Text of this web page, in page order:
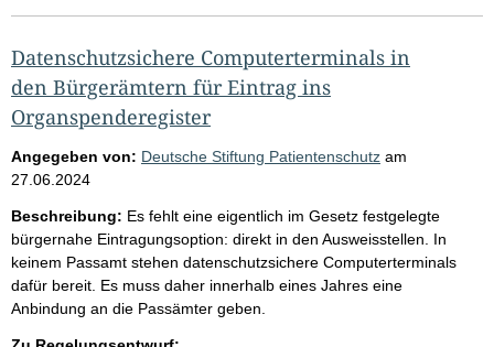
Datenschutzsichere Computerterminals in
den Bürgerämtern für Eintrag ins
Organspenderegister
Angegeben von: Deutsche Stiftung Patientenschutz am
27.06.2024
Beschreibung: Es fehlt eine eigentlich im Gesetz festgelegte
bürgernahe Eintragungsoption: direkt in den Ausweisstellen. In
keinem Passamt stehen datenschutzsichere Computerterminals
dafür bereit. Es muss daher innerhalb eines Jahres eine
Anbindung an die Passämter geben.